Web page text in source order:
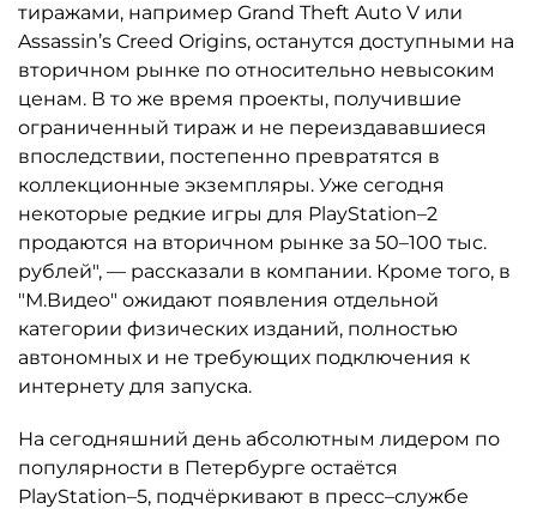
тиражами, например Grand Theft Auto V или
Assassin’s Creed Origins, останутся доступными на
вторичном рынке по относительно невысоким
ценам. В то же время проекты, получившие
ограниченный тираж и не переиздававшиеся
впоследствии, постепенно превратятся в
коллекционные экземпляры. Уже сегодня
некоторые редкие игры для PlayStation–2
продаются на вторичном рынке за 50–100 тыс.
рублей", — рассказали в компании. Кроме того, в
"М.Видео" ожидают появления отдельной
категории физических изданий, полностью
автономных и не требующих подключения к
интернету для запуска.
На сегодняшний день абсолютным лидером по
популярности в Петербурге остаётся
PlayStation–5, подчёркивают в пресс–службе